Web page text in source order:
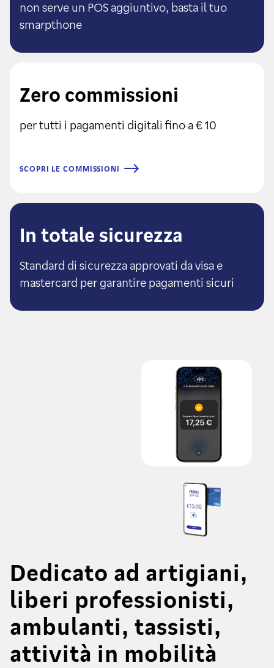
non serve un POS aggiuntivo, basta il tuo
smarpthone
Zero commissioni
per tutti i pagamenti digitali fino a € 10
SCOPRI LE COMMISSIONI
In totale sicurezza
Standard di sicurezza approvati da visa e
mastercard per garantire pagamenti sicuri
Dedicato ad artigiani,
liberi professionisti,
ambulanti, tassisti,
attività in mobilità